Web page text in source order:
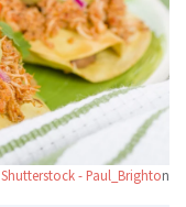
Shutterstock - Paul_Brighton